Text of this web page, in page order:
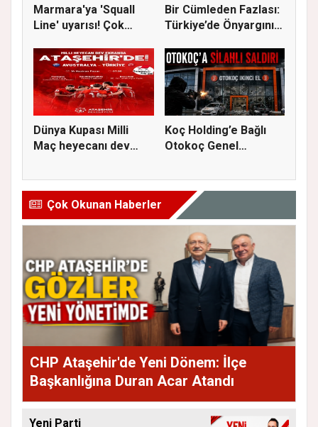
Marmara'ya 'Squall
Line' uyarısı! Çok
Bir Cümleden Fazlası:
Türkiye’de Önyargının
Dünya Kupası Milli
Maç heyecanı dev
Koç Holding’e Bağlı
Otokoç Genel
Çok Okunan Haberler
CHP Ataşehir'de Yeni Dönem: İlçe
Başkanlığına Duran Acar Atandı
Yeni Parti